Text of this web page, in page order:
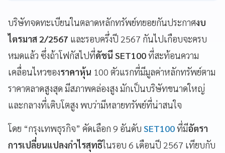
บริษัทจดทะเบียนในตลาดหลักทรัพย์ทยอยกันประกาศงบ
ไตรมาส 2/2567 และรอบครึ่งปี 2567 กันไปเกือบจะครบ
หมดแล้ว ซึ่งถ้าโฟกัสไปที่ดัชนี SET100ที่สะท้อนความ
เคลื่อนไหวของราคาหุ้น 100 ตัวแรกที่มีมูลค่าหลักทรัพย์ตาม
ราคาตลาดสูงสุด มีสภาพคล่องสูง มักเป็นบริษัทขนาดใหญ่
และกลางที่เติบโตสูง พบว่ามีหลายทรัพย์ที่น่าสนใจ
โดย “กรุงเทพธุรกิจ” คัดเลือก 9 อันดับ SET100ที่มีอัตรา
การเปลี่ยนแปลงกำไรสุทธิในรอบ 6 เดือนปี 2567 เทียบกับ